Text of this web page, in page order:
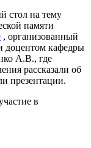
стол на тему
памяти
, организованный
доцентом кафедры
А.В., где
рассказали об
презентации.
в